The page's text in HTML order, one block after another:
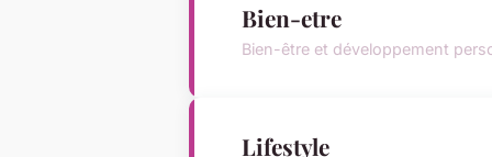
Bien-etre
Bien-être et développement
Lifestyle